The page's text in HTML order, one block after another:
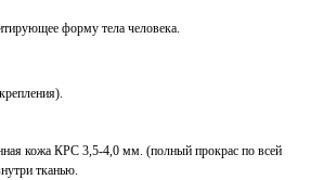
форму тела человека.
кожа КРС 3,5-4,0 мм. (полный прокрас по всей
тканью.